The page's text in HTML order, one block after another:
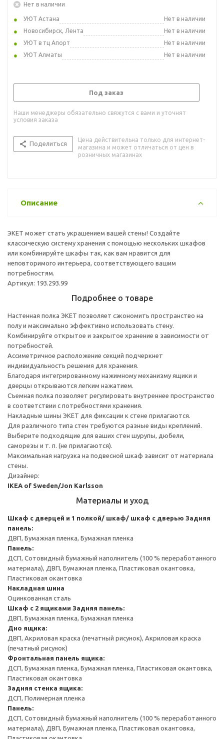
Нет в наличии
УЮТ Астана
Нет в наличии
Новосибирск, Лента
Нет в наличии
УЮТ в тц Апорт
Нет в наличии
УЮТ Алматы
Нет в наличии
Под заказ
Наши менеджеры обязательно свяжутся с вами и уточнят
условия заказа
Поделиться
Цена действительна только для интернет-
магазина и может отличаться от цен в
розничных магазинах
Описание
ЭКЕТ может стать украшением вашей стены! Создайте
классическую систему хранения с помощью нескольких шкафов
или комбинируйте шкафы так, как вам нравится для
неповторимого интерьера, соответствующего вашим
потребностям.
Артикул: 193.293.99
Подробнее о товаре
Настенная полка ЭКЕТ позволяет сэкономить пространство на
полу и максимально эффективно использовать стену.
Комбинируйте открытое и закрытое хранение в зависимости от
потребностей.
Ассиметричное расположение секций подчеркнет
индивидуальность решения для хранения.
Благодаря интегрированному нажимному механизму ящики и
дверцы открываются легким нажатием.
Съемная полка позволяет регулировать внутреннее пространство
в соответствии с потребностями хранения.
Накладные шины ЭКЕТ для фиксации к стене прилагаются.
Для различного типа стен требуются разные виды креплений.
Выберите подходящие для ваших стен шурупы, дюбели,
саморезы и т. п. (не прилагаются).
Максимальная нагрузка на подвесной шкаф зависит от материала
стены.
Дизайнер:
IKEA of Sweden/Jon Karlsson
Материалы и уход
Шкаф с дверцей и 1 полкой/ шкаф/ шкаф с дверью Задняя
панель:
ДВП, Бумажная пленка, Бумажная пленка
Панель:
ДСП, Сотовидный бумажный наполнитель (100 % переработанного
материала), ДВП, Бумажная пленка, Пластиковая окантовка,
Пластиковая окантовка
Накладная шина
Оцинкованная сталь
Шкаф с 2 ящиками Задняя панель:
ДВП, Бумажная пленка, Бумажная пленка
Дно ящика:
ДВП, Акриловая краска (печатный рисунок), Акриловая краска
(печатный рисунок)
Фронтальная панель ящика:
ДСП, Бумажная пленка, Бумажная пленка, Пластиковая окантовка,
Пластиковая окантовка
Задняя стенка ящика:
ДСП, Полимерная пленка
Панель:
ДСП, Сотовидный бумажный наполнитель (100 % переработанного
материала), ДВП, Бумажная пленка, Пластиковая окантовка,